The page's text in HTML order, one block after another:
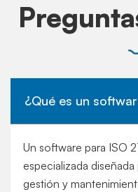
¿Qué es un
Un software para ISO
especializada
gestión y